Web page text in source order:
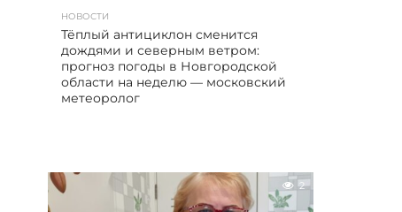
НОВОСТИ
Тёплый антициклон сменится
дождями и северным ветром:
прогноз погоды в Новгородской
области на неделю — московский
метеоролог
2